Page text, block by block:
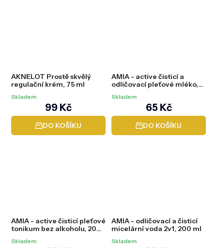
AKNELOT Prostě skvělý
regulační krém, 75 ml
Skladem
99 Kč
DO KOŠÍKU
AMIA - active čisticí a
odličovací pleťové mléko,
Skladem
65 Kč
DO KOŠÍKU
AMIA - active čisticí pleťové
tonikum bez alkoholu, 200
Skladem
AMIA - odličovací a čisticí
micelární voda 2v1, 200 ml
Skladem